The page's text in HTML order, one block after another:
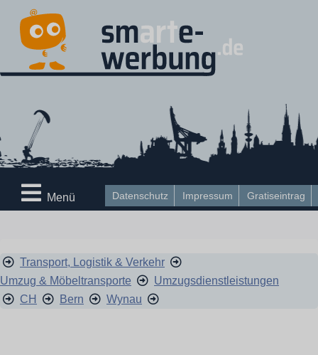
Datenschutz Impressum Gratiseintrag
Menü
Transport, Logistik & Verkehr
Umzug & Möbeltransporte
Umzugsdienstleistungen
CH
Bern Wynau